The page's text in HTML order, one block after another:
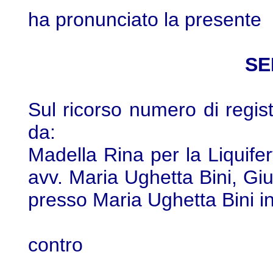
ha pronunciato la presente
Sul ricorso numero di
da:
Madella Rina per la
avv. Maria Ughetta Bini,
presso Maria Ughetta Bini
contro